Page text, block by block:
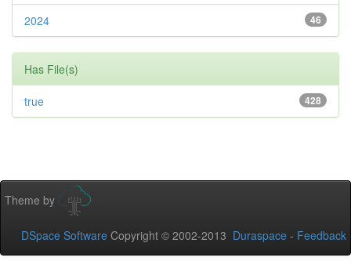
46
2024
Has File(s)
428
true
Theme by
DSpace Software Copyright © 2002-2013 Duraspace - Feedback